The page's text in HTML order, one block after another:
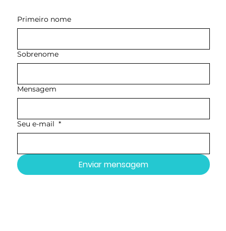
Primeiro nome
Sobrenome
Mensagem
Seu e-mail *
Enviar mensagem